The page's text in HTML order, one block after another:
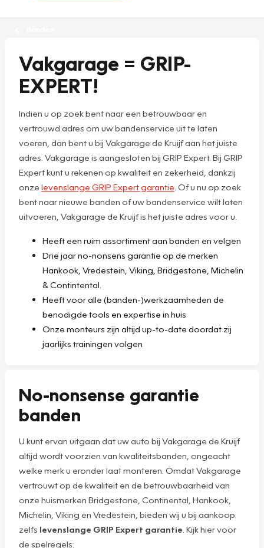
Vakgarage = GRIP-
EXPERT!
Indien u op zoek bent naar een betrouwbaar en
vertrouwd adres om uw bandenservice uit te laten
voeren, dan bent u bij Vakgarage de Kruijf aan het juiste
adres. Vakgarage is aangesloten bij GRIP Expert. Bij GRIP
Expert kunt u rekenen op kwaliteit en zekerheid, dankzij
onze levenslange GRIP Expert garantie . Of u nu op zoek
bent naar nieuwe banden of uw bandenservice wilt laten
uitvoeren, Vakgarage de Kruijf is het juiste adres voor u.
Heeft een ruim assortiment aan banden en velgen
Drie jaar no-nonsens garantie op de merken
Hankook, Vredestein, Viking, Bridgestone, Michelin
& Contintental.
Heeft voor alle (banden-)werkzaamheden de
benodigde tools en expertise in huis
Onze monteurs zijn altijd up-to-date doordat zij
jaarlijks trainingen volgen
No-nonsense garantie
banden
U kunt ervan uitgaan dat uw auto bij Vakgarage de Kruijf
altijd wordt voorzien van kwaliteitsbanden, ongeacht
welke merk u eronder laat monteren. Omdat Vakgarage
vertrouwt op de kwaliteit en de betrouwbaarheid van
onze huismerken Bridgestone, Continental, Hankook,
Michelin, Viking en Vredestein, bieden wij u bij aankoop
zelfs levenslange GRIP Expert garantie . Kijk hier voor
de spelregels: